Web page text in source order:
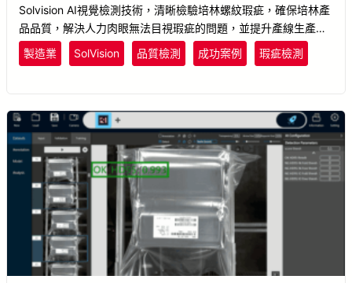
Solvision AI視覺檢測技術，清晰檢驗培林螺紋瑕疵，確保培林產
品品質，解決人力肉眼無法目視瑕疵的問題，並提升產線生產
力。
製造業 SolVision 品質檢測 成功案例 瑕疵檢測